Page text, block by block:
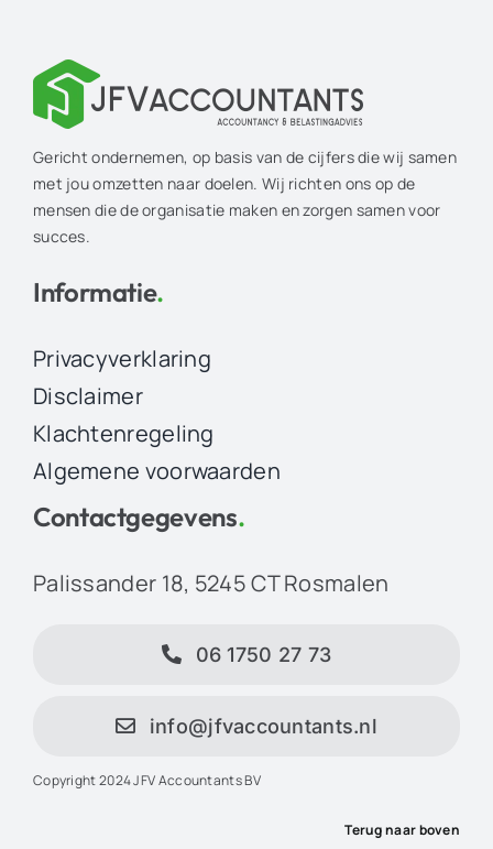
Gericht ondernemen, op basis van de cijfers die wij samen
met jou omzetten naar doelen. Wij richten ons op de
mensen die de organisatie maken en zorgen samen voor
succes.
Informatie.
Privacyverklaring
Disclaimer
Klachtenregeling
Algemene voorwaarden
Contactgegevens.
Palissander 18, 5245 CT Rosmalen
06 1750 27 73
info@jfvaccountants.nl
Copyright 2024 JFV Accountants BV
Terug naar boven